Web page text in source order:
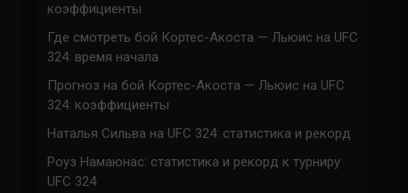
коэффициенты
Где смотреть бой Кортес-Акоста — Льюис на UFC
324: время начала
Прогноз на бой Кортес-Акоста — Льюис на UFC
324: коэффициенты
Наталья Сильва на UFC 324: статистика и рекорд
Роуз Намаюнас: статистика и рекорд к турниру
UFC 324